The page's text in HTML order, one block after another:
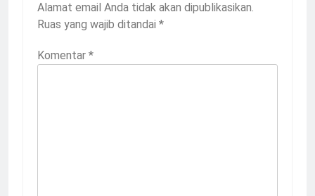
Alamat email Anda tidak akan dipublikasikan.
Ruas yang wajib ditandai *
Komentar *